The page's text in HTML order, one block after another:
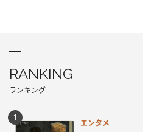
RANKING
ランキング
エンタメ